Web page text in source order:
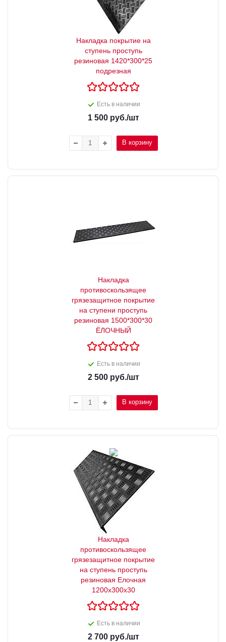
Накладка покрытие на
ступень проступь
резиновая 1420*300*25
подрезная
Есть в наличии
1 500руб./шт
В корзину
Накладка
противоскользящее
грязезащитное покрытие
на ступени проступь
резиновая 1500*300*30
ЁЛОЧНЫЙ
Есть в наличии
2 500руб./шт
В корзину
Накладка
противоскользящее
грязезащитное покрытие
на ступень проступь
резиновая Елочная
1200x300x30
Есть в наличии
2 700руб./шт